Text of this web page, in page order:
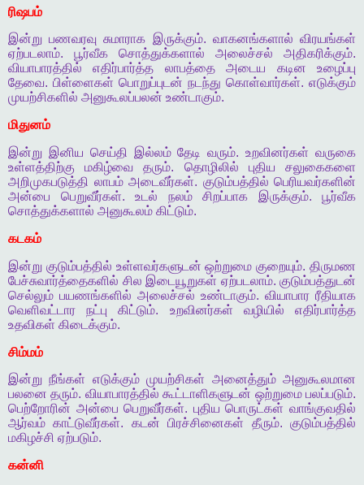
ரிஷபம்
இன்று பணவரவு சுமாராக இருக்கும். வாகனங்களால் விரயங்கள்
ஏற்படலாம். பூர்வீக சொத்துக்களால் அலைச்சல் அதிகரிக்கும்.
வியாபாரத்தில்
எதிர்பார்த்த லாபத்தை அடைய கடின
உழைப்பு
தேவை. பிள்ளைகள் பொறுப்புடன் நடந்து கொள்வார்கள். எடுக்கும்
முயற்சிகளில் அனுகூலப்பலன் உண்டாகும்.
மிதுனம்
இன்று இனிய செய்தி இல்லம் தேடி வரும்.உறவினர்கள் வருகை
உள்ளத்திற்கு
மகிழ்வை தரும். தொழிலில் புதிய
சலுகைகளை
அறிமுகபடுத்தி லாபம் அடைவீர்கள். குடும்பத்தில் பெரியவர்களின்
அன்பை
பெறுவீர்கள். உடல் நலம் சிறப்பாக இருக்கும். பூர்வீக
சொத்துக்களால் அனுகூலம் கிட்டும்.
கடகம்
இன்று குடும்பத்தில் உள்ளவர்களுடன் ஒற்றுமை குறையும்.திருமண
பேச்சுவார்த்தைகளில் சில இடையூறுகள் ஏற்படலாம். குடும்பத்துடன்
செல்லும் பயணங்களில் அலைச்சல் உண்டாகும். வியாபார ரீதியாக
வெளிவட்டார
நட்பு கிட்டும். உறவினர்கள் வழியில்
எதிர்பார்த்த
உதவிகள் கிடைக்கும்.
சிம்மம்
இன்று நீங்கள் எடுக்கும் முயற்சிகள் அனைத்தும் அனுகூலமான
பலனை தரும். வியாபாரத்தில் கூட்டாளிகளுடன் ஒற்றுமை பலப்படும்.
பெற்றோரின் அன்பை பெறுவீர்கள். புதிய பொருட்கள் வாங்குவதில்
ஆர்வம் காட்டுவீர்கள். கடன் பிரச்சினைகள் தீரும்.குடும்பத்தில்
மகிழச்சி ஏற்படும்.
கன்னி